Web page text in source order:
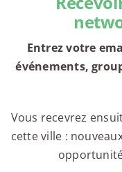
Entrez votre
événements,
Vous recevrez
cette ville :